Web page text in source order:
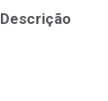
Descrição